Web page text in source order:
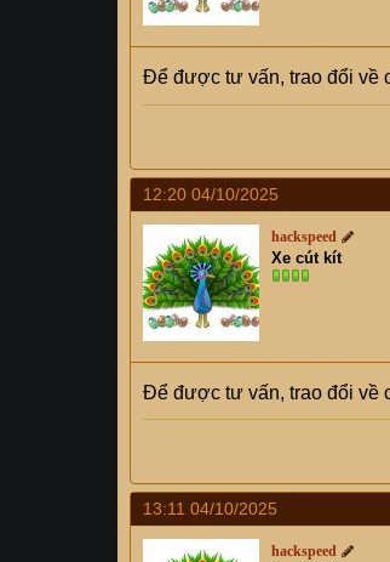
Để được tư vấn, trao đổi về
12:20 04/10/2025
hackspeed
Xe cút kít
Để được tư vấn, trao đổi về
13:11 04/10/2025
hackspeed